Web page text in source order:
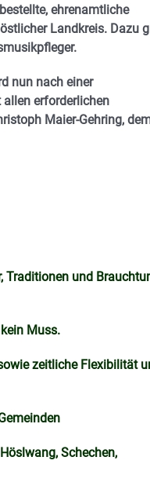
ehrenamtliche
Landkreis. Dazu
nun nach einer
erforderlichen
Maier-Gehring,
Traditionen und
Muss.
zeitliche Flexibilität
Schechen,